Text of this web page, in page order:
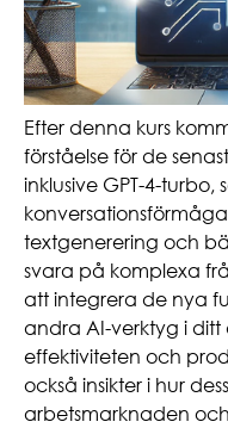
Efter denna kurs
förståelse för de
inklusive GPT-4-
textgenerering och
svara på komplexa
att integrera de nya
andra AI-verktyg i
effektiviteten och
också insikter i hur
arbetsmarknaden